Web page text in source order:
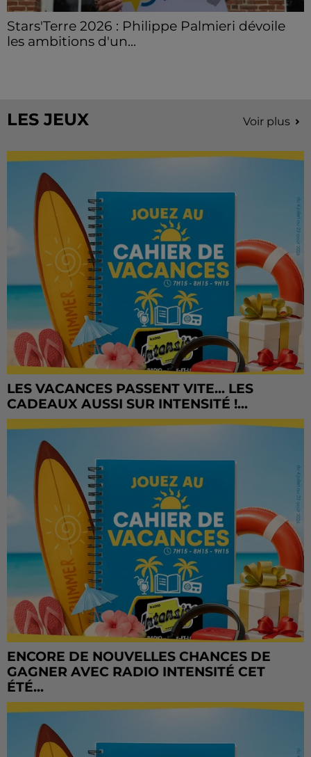
Stars'Terre 2026 : Philippe Palmieri dévoile
les ambitions d'un...
LES JEUX Voir plus
LES VACANCES PASSENT VITE... LES
CADEAUX AUSSI SUR INTENSITÉ !...
ENCORE DE NOUVELLES CHANCES DE
GAGNER AVEC RADIO INTENSITÉ CET
ÉTÉ...